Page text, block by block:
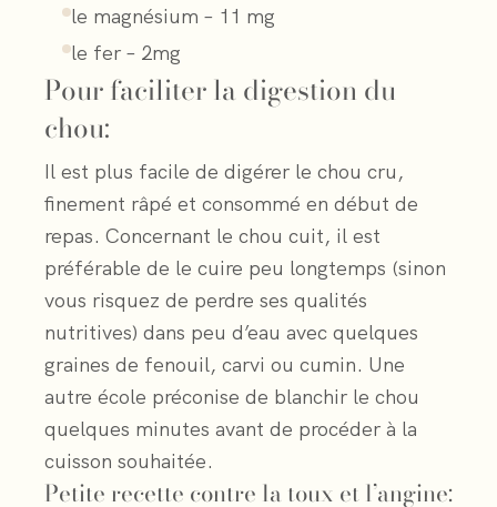
le magnésium – 11 mg
le fer – 2mg
Pour faciliter la digestion du
chou:
Il est plus facile de digérer le chou cru,
finement râpé et consommé en début de
repas. Concernant le chou cuit, il est
préférable de le cuire peu longtemps (sinon
vous risquez de perdre ses qualités
nutritives) dans peu d’eau avec quelques
graines de fenouil, carvi ou cumin. Une
autre école préconise de blanchir le chou
quelques minutes avant de procéder à la
cuisson souhaitée.
Petite recette contre la toux et l’angine: